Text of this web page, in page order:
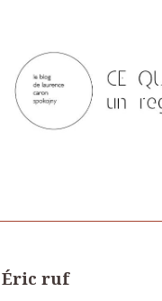
Éric ruf